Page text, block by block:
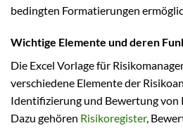
bedingten Formatierungen
Wichtige Elemente und deren
Die Excel Vorlage für
verschiedene Elemente der
Identifizierung und Bewertung von
Dazu gehören Risikoregister,